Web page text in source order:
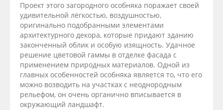
Проект этого загородного особняка поражает своей
удивительной лёгкостью, воздушностью,
оригинально подобранными элементами
архитектурного декора, которые придают зданию
законченный облик и особую изящность. Удачное
решение цветовой гаммы в отделке фасада с
применением природных материалов. Одной из
главных особенностей особняка является то, что его
можно возводить на участках с неоднородным
рельефом, он очень органично вписывается в
окружающий ландшафт.